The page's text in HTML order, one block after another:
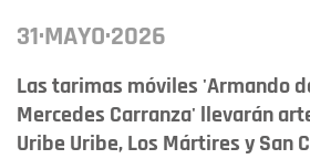
31·MAYO·2026
Las tarimas móviles 'Armando
Mercedes Carranza' llevarán
Uribe Uribe, Los Mártires y San